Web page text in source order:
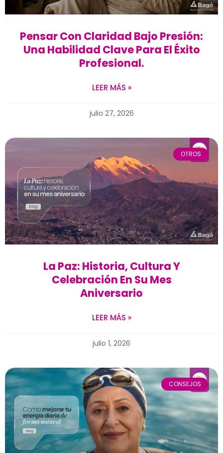
Pensar Con Claridad Bajo Presión:
Una Habilidad Clave Para El Éxito
Profesional.
LEER MÁS »
julio 27, 2026
OTROS
La Paz: Historia, Cultura Y
Celebración En Su Mes
Aniversario
LEER MÁS »
julio 1, 2026
CONSEJOS